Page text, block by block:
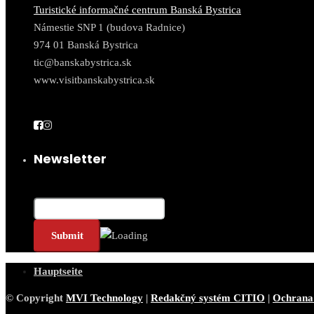
Turistické informačné centrum Banská Bystrica
Námestie SNP 1 (budova Radnice)
974 01 Banská Bystrica
tic@banskabystrica.sk
www.visitbanskabystrica.sk
Newsletter
Hauptseite
© Copyright MVI Technology | Redakčný systém CITIO |